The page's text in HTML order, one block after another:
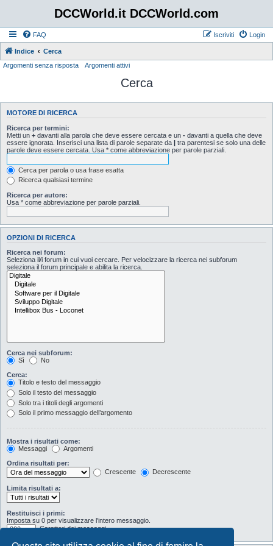
DCCWorld.it DCCWorld.com
FAQ Login
Iscriviti
Indice
Cerca
Argomenti senza risposta
Argomenti attivi
Cerca
MOTORE DI RICERCA
Ricerca per termini:
Metti un + davanti alla parola che deve essere cercata e un - davanti a quella che deve
essere ignorata. Inserisci una lista di parole separate da | tra parentesi se solo una delle
parole deve essere cercata. Usa * come abbreviazione per parole parziali.
Cerca per parola o usa frase esatta
Ricerca qualsiasi termine
Ricerca per autore:
Usa * come abbreviazione per parole parziali.
OPZIONI DI RICERCA
Ricerca nei forum:
Seleziona il/i forum in cui vuoi cercare. Per velocizzare la ricerca nei subforum
seleziona il forum principale e abilita la ricerca.
Cerca nei subforum:
Sì
No
Cerca:
Titolo e testo del messaggio
Solo il testo del messaggio
Solo tra i titoli degli argomenti
Solo il primo messaggio dell’argomento
Mostra i risultati come:
Messaggi
Argomenti
Ordina risultati per:
Crescente
Decrescente
Limita risultati a:
Restituisci i primi:
Imposta su 0 per visualizzare l’intero messaggio.
Caratteri dei messaggi